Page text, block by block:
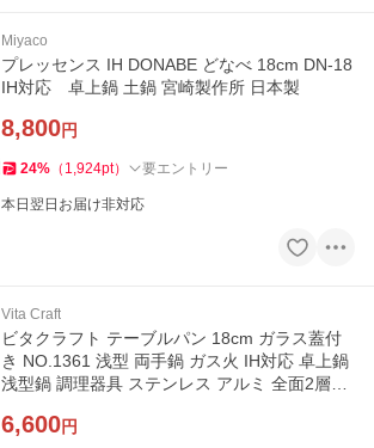
Miyaco
プレッセンス IH DONABE どなべ 18cm DN-18
IH対応 卓上鍋 土鍋 宮崎製作所 日本製
8,800円
24% （ 1,924pt） 要エントリー
本日翌日お届け非対応
Vita Craft
ビタクラフト テーブルパン 18cm ガラス蓋付
き NO.1361 浅型 両手鍋 ガス火 IH対応 卓上鍋
浅型鍋 調理器具 ステンレス アルミ 全面2層構
6,600円